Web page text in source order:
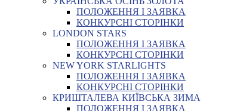
ПОЛОЖЕННЯ І ЗАЯВКА
КОНКУРСНІ СТОРІНКИ
LONDON STARS
ПОЛОЖЕННЯ І ЗАЯВКА
КОНКУРСНІ СТОРІНКИ
NEW YORK STARLIGHTS
ПОЛОЖЕННЯ І ЗАЯВКА
КОНКУРСНІ СТОРІНКИ
КРИШТАЛЕВА КИЇВСЬКА ЗИМА
ПОЛОЖЕННЯ І ЗАЯВКА